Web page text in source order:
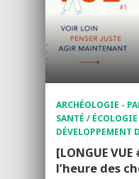
ARCHÉOLOGIE -
SANTÉ /
DÉVELOPPEMENT
[LONGUE
l’heure des